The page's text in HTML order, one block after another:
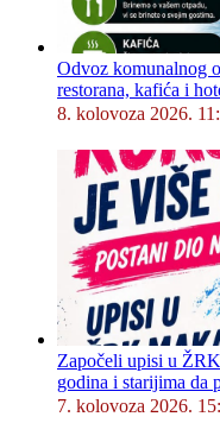
Odvoz komunalnog
restorana, kafića i
8. kolovoza 2026.
Započeli upisi u
godina i starijima da
7. kolovoza 2026.